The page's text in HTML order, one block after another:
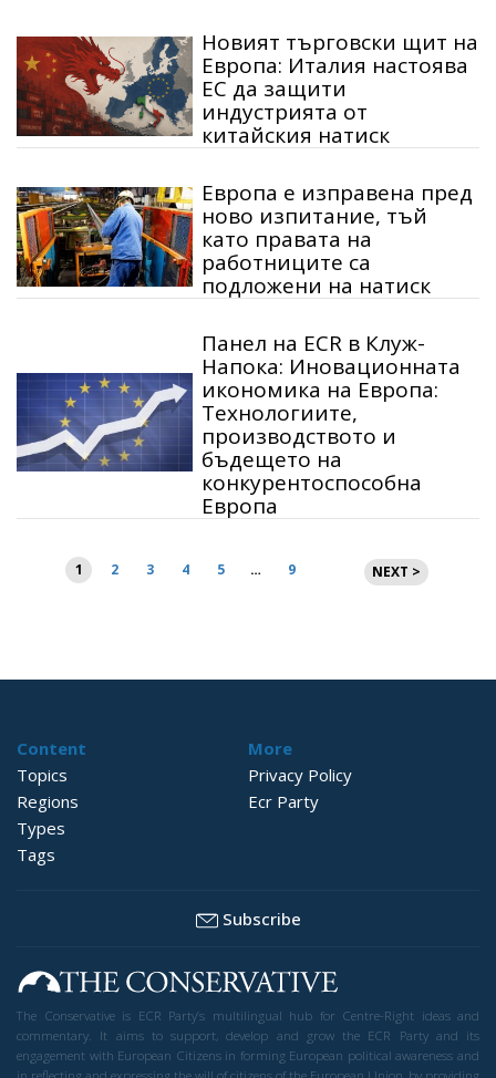
Новият търговски щит на
Европа: Италия настоява
ЕС да защити
индустрията от
китайския натиск
Европа е изправена пред
ново изпитание, тъй
като правата на
работниците са
подложени на натиск
Панел на ECR в Клуж-
Напока: Иновационната
икономика на Европа:
Технологиите,
производството и
бъдещето на
конкурентоспособна
Европа
Разделяне
на
1 2 3 4 5 … 9 NEXT >
Content
Topics
Regions
Types
Tags
More
Privacy Policy
Ecr Party
Subscribe
The Conservative is ECR Party’s multilingual hub for Centre-Right ideas and
commentary. It aims to support, develop and grow the ECR Party and its
engagement with European Citizens in forming European political awareness and